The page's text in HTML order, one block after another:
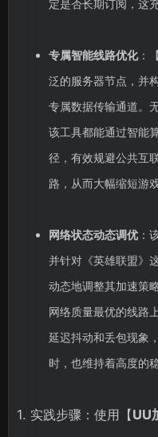
定是否长期订阅，这
专属智能线路优化：【
泛的服务器节点，并
专属数据传输通道。
该工具都能通过智能
径，有效规避公共互
路，从而大幅缩短游
网络状态动态调优：
并针对《英雄联盟》
动态地调整其加速策
网络质量最优的线路
延迟抖动和丢包现象
时，也维持着高度的
1. 实践步骤：使用【UU